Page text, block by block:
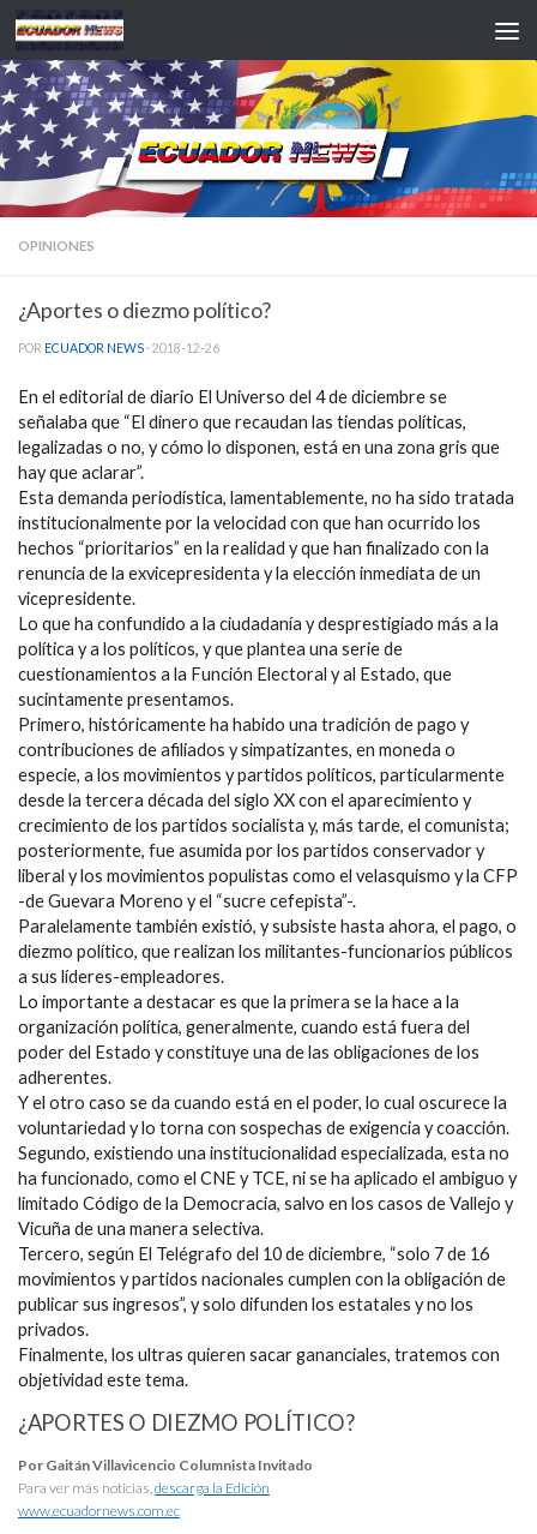
Saltar al contenido
OPINIONES
¿Aportes o diezmo político?
POR ECUADOR NEWS · 2018-12-26
En el editorial de diario El Universo del 4 de diciembre se
señalaba que “El dinero que recaudan las tiendas políticas,
legalizadas o no, y cómo lo disponen, está en una zona gris que
hay que aclarar”.
Esta demanda periodística, lamentablemente, no ha sido tratada
institucionalmente por la velocidad con que han ocurrido los
hechos “prioritarios” en la realidad y que han finalizado con la
renuncia de la exvicepresidenta y la elección inmediata de un
vicepresidente.
Lo que ha confundido a la ciudadanía y desprestigiado más a la
política y a los políticos, y que plantea una serie de
cuestionamientos a la Función Electoral y al Estado, que
sucintamente presentamos.
Primero, históricamente ha habido una tradición de pago y
contribuciones de afiliados y simpatizantes, en moneda o
especie, a los movimientos y partidos políticos, particularmente
desde la tercera década del siglo XX con el aparecimiento y
crecimiento de los partidos socialista y, más tarde, el comunista;
posteriormente, fue asumida por los partidos conservador y
liberal y los movimientos populistas como el velasquismo y la CFP
-de Guevara Moreno y el “sucre cefepista”-.
Paralelamente también existió, y subsiste hasta ahora, el pago, o
diezmo político, que realizan los militantes-funcionarios públicos
a sus líderes-empleadores.
Lo importante a destacar es que la primera se la hace a la
organización política, generalmente, cuando está fuera del
poder del Estado y constituye una de las obligaciones de los
adherentes.
Y el otro caso se da cuando está en el poder, lo cual oscurece la
voluntariedad y lo torna con sospechas de exigencia y coacción.
Segundo, existiendo una institucionalidad especializada, esta no
ha funcionado, como el CNE y TCE, ni se ha aplicado el ambiguo y
limitado Código de la Democracia, salvo en los casos de Vallejo y
Vicuña de una manera selectiva.
Tercero, según El Telégrafo del 10 de diciembre, “solo 7 de 16
movimientos y partidos nacionales cumplen con la obligación de
publicar sus ingresos”, y solo difunden los estatales y no los
privados.
Finalmente, los ultras quieren sacar gananciales, tratemos con
objetividad este tema.
¿APORTES O DIEZMO POLÍTICO?
Por Gaitán Villavicencio Columnista Invitado
Para ver más noticias,descarga la Edición
www.ecuadornews.com.ec